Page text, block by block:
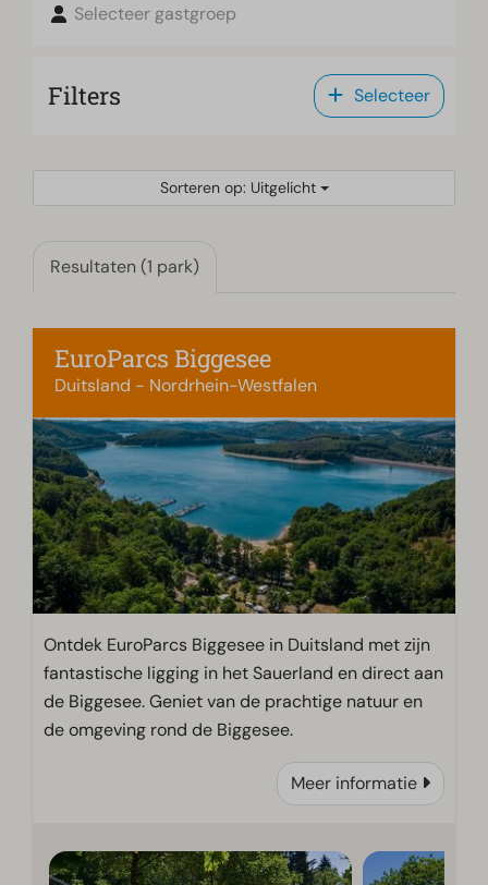
Selecteer gastgroep
Filters Selecteer
Sorteren op: Uitgelicht
Resultaten (1 park)
EuroParcs Biggesee
Duitsland - Nordrhein-Westfalen
Ontdek EuroParcs Biggesee in Duitsland met zijn
fantastische ligging in het Sauerland en direct aan
de Biggesee. Geniet van de prachtige natuur en
de omgeving rond de Biggesee.
Meer informatie